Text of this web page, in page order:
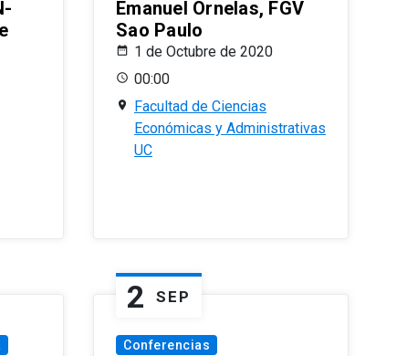
Emanuel Ornelas, FGV
Sao Paulo
1 de Octubre de 2020
00:00
Facultad de Ciencias
Económicas y Administrativas
UC
2 SEP
Conferencias